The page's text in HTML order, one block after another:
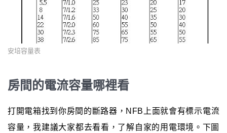
安培容量表
房間的電流容量哪裡看
打開電箱找到你房間的斷路器，NFB上面就會有標示電流
容量，我建議大家都去看看，了解自家的用電環境。下圖